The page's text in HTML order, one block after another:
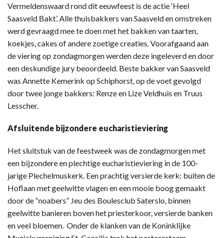
Vermeldenswaard rond dit eeuwfeest is de actie ‘Heel
Saasveld Bakt’. Alle thuisbakkers van Saasveld en omstreken
werd gevraagd mee te doen met het bakken van taarten,
koekjes, cakes of andere zoetige creaties. Voorafgaand aan
de viering op zondagmorgen werden deze ingeleverd en door
een deskundige jury beoordeeld. Beste bakker van Saasveld
was Annette Kemerink op Schiphorst, op de voet gevolgd
door twee jonge bakkers: Renze en Lize Veldhuis en Truus
Lesscher.
Afsluitende bijzondere eucharistieviering
Het sluitstuk van de feestweek was de zondagmorgen met
een bijzondere en plechtige eucharistieviering in de 100-
jarige Plechelmuskerk. Een prachtig versierde kerk: buiten de
Hoflaan met geelwitte vlagen en een mooie boog gemaakt
door de “noabers” Jeu des Boulesclub Saterslo, binnen
geelwitte banieren boven het priesterkoor, versierde banken
en veel bloemen. Onder de klanken van de Koninklijke